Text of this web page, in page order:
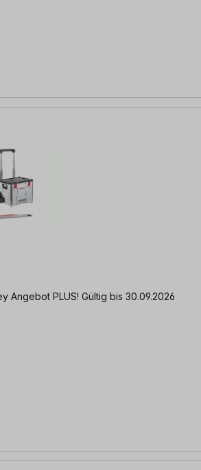
Flexibler Allrounder für unterschiedlichste Fräsungen im Holzbau | Robust & vielseitig | Mit Trolley Angebot PLUS! Gültig bis 30.09.2026